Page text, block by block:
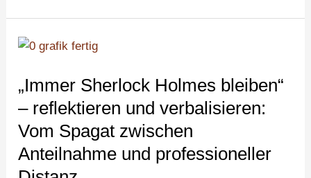
„Immer Sherlock Holmes bleiben“
– reflektieren und verbalisieren:
Vom Spagat zwischen
Anteilnahme und professioneller
„Immer
Holmes
bleiben“
–
reflektieren
und